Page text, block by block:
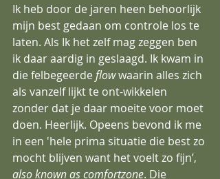
Ik heb door de jaren heen behoorlijk
mijn best gedaan om controle los te
laten. Als Ik het zelf mag zeggen ben
ik daar aardig in geslaagd. Ik kwam in
die felbegeerde flow waarin alles zich
als vanzelf lijkt te ont-wikkelen
zonder dat je daar moeite voor moet
doen. Heerlijk. Opeens bevond ik me
in een 'hele prima situatie die best zo
mocht blijven want het voelt zo fijn’,
also known as comfortzone. Die